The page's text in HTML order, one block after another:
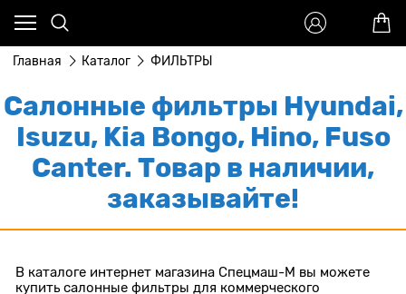
Главная Каталог ФИЛЬТРЫ
Салонные фильтры Hyundai,
Isuzu, Kia Bongo, Hino, Fuso
Canter. Товар в наличии,
заказывайте!
В каталоге интернет магазина Спецмаш-М вы можете
купить салонные фильтры для коммерческого